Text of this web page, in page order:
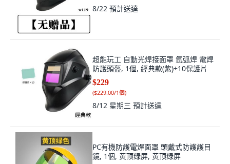
8/22 預計送達
超能玩工 自動光焊接面罩 氬弧焊 電焊
防護頭盔, 1個, 經典款(紫)+10保護片
$229
($229.00/1個)
8/12 星期三 預計送達
PC有機防護電焊面罩 頭戴式防護護目
鏡, 1個, 黄顶绿屏, 黄顶绿屏